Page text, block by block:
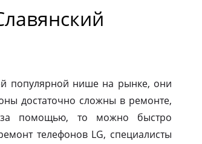
популярной нише на рынке, они
достаточно сложны в ремонте,
за помощью, то можно быстро
телефонов LG, специалисты